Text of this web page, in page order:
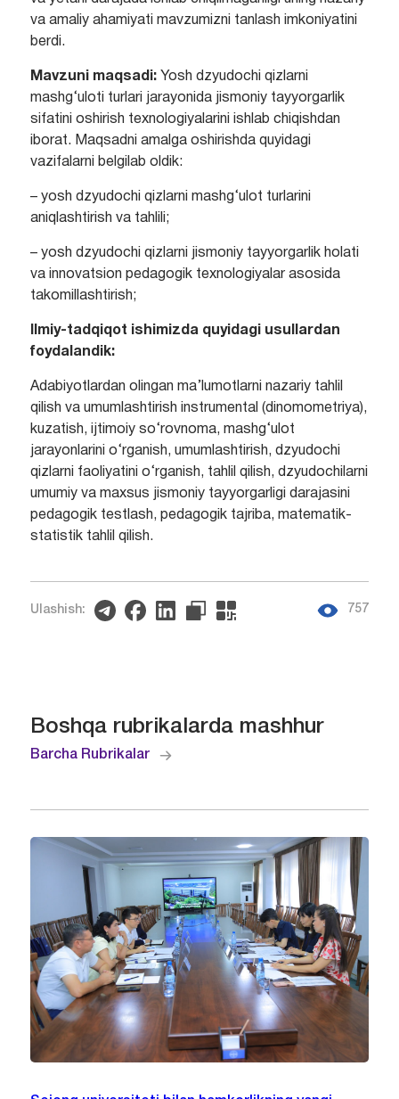
va amaliy ahamiyati mavzumizni tanlash imkoniyatini
berdi.
Mavzuni maqsadi:Yosh dzyudochi qizlarni
mashg‘uloti turlari jarayonida jismoniy tayyorgarlik
sifatini oshirish texnologiyalarini ishlab chiqishdan
iborat. Maqsadni amalga oshirishda quyidagi
vazifalarni belgilab oldik:
– yosh dzyudochi qizlarni mashg‘ulot turlarini
aniqlashtirish va tahlili;
– yosh dzyudochi qizlarni jismoniy tayyorgarlik holati
va innovatsion pedagogik texnologiyalar asosida
takomillashtirish;
Ilmiy-tadqiqot ishimizda quyidagi usullardan
foydalandik:
Adabiyotlardan olingan ma’lumotlarni nazariy tahlil
qilish va umumlashtirish instrumental (dinomometriya),
kuzatish, ijtimoiy so‘rovnoma, mashg‘ulot
jarayonlarini o‘rganish, umumlashtirish, dzyudochi
qizlarni faoliyatini o‘rganish, tahlil qilish, dzyudochilarni
umumiy va maxsus jismoniy tayyorgarligi darajasini
pedagogik testlash, pedagogik tajriba, matematik-
statistik tahlil qilish.
Ulashish: 757
Boshqa rubrikalarda mashhur
Barcha Rubrikalar